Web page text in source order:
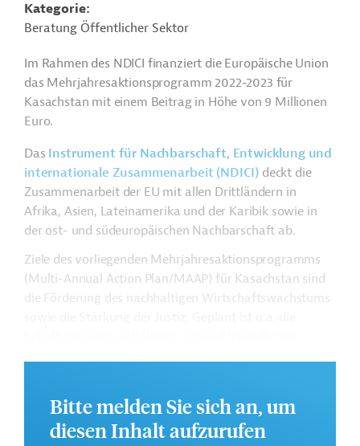
Kategorie
Beratung Öffentlicher Sektor
Im Rahmen des NDICI finanziert die Europäische Union
das Mehrjahresaktionsprogramm 2022-2023 für
Kasachstan mit einem Beitrag in Höhe von 9 Millionen
Euro.
Das Instrument für Nachbarschaft, Entwicklung und
internationale Zusammenarbeit (NDICI) deckt die
Zusammenarbeit der EU mit allen Drittländern in
Afrika, Asien, Lateinamerika und der Karibik sowie in
der ost- und südeuropäischen Nachbarschaft ab.
Ziele des vorliegenden Mehrjahresaktionsprogramms
(Multi-Annual Action Plan/MAAP) für Kasachstan sind
die Förderung des nachhaltigen Wirtschaftswachstums
Alternativen. Des Weiteren ist die Stärkung der
gesetzlichen Rahmenbedingungen und der öffentlichen
Verwaltung geplant. Dies soll zur Förderung der
Bitte melden Sie sich an, um
diesen Inhalt aufzurufen